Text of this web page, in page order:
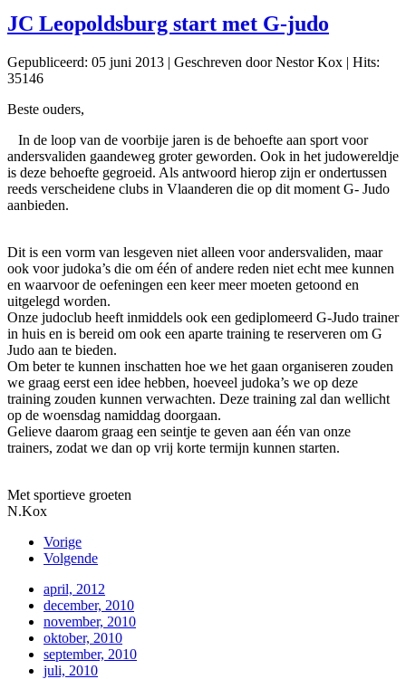
JC Leopoldsburg start met G-judo
Gepubliceerd: 05 juni 2013 | Geschreven door Nestor Kox | Hits:
35146
Beste ouders,
In de loop van de voorbije jaren is de behoefte aan sport voor
andersvaliden gaandeweg groter geworden. Ook in het judowereldje
is deze behoefte gegroeid. Als antwoord hierop zijn er ondertussen
reeds verscheidene clubs in Vlaanderen die op dit moment G- Judo
aanbieden.
Dit is een vorm van lesgeven niet alleen voor andersvaliden, maar
ook voor judoka’s die om één of andere reden niet echt mee kunnen
en waarvoor de oefeningen een keer meer moeten getoond en
uitgelegd worden.
Onze judoclub heeft inmiddels ook een gediplomeerd G-Judo trainer
in huis en is bereid om ook een aparte training te reserveren om G
Judo aan te bieden.
Om beter te kunnen inschatten hoe we het gaan organiseren zouden
we graag eerst een idee hebben, hoeveel judoka’s we op deze
training zouden kunnen verwachten. Deze training zal dan wellicht
op de woensdag namiddag doorgaan.
Gelieve daarom graag een seintje te geven aan één van onze
trainers, zodat we dan op vrij korte termijn kunnen starten.
Met sportieve groeten
N.Kox
Vorige
Volgende
april, 2012
december, 2010
november, 2010
oktober, 2010
september, 2010
juli, 2010